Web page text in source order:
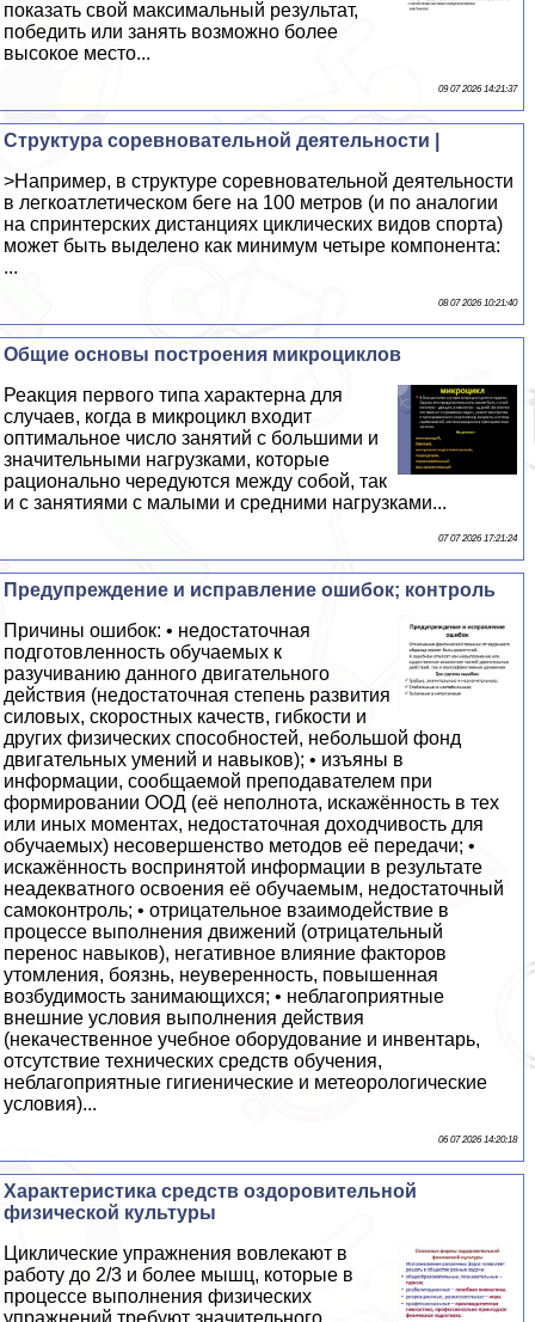
показать свой максимальный результат,
победить или занять возможно более
высокое место...
09 07 2026 14:21:37
Структура соревновательной деятельности |
>Например, в структуре соревновательной деятельности
в легкоатлетическом беге на 100 метров (и по аналогии
на спринтерских дистанциях циклических видов спорта)
может быть выделено как минимум четыре компонента:
...
08 07 2026 10:21:40
Общие основы построения микроциклов
Реакция первого типа хаpaктерна для
случаев, когда в микроцикл входит
оптимальное число занятий с большими и
значительными нагрузками, которые
рационально чередуются между собой, так
и с занятиями с малыми и средними нагрузками...
07 07 2026 17:21:24
Предупреждение и исправление ошибок; контроль
Причины ошибок: • недостаточная
подготовленность обучаемых к
разучиванию данного двигательного
действия (недостаточная степень развития
силовых, скоростных качеств, гибкости и
других физических способностей, небольшой фонд
двигательных умений и навыков); • изъяны в
информации, сообщаемой преподавателем при
формировании ООД (её неполнота, искажённость в тех
или иных моментах, недостаточная доходчивость для
обучаемых) несовершенство методов её передачи; •
искажённость воспринятой информации в результате
неадекватного освоения её обучаемым, недостаточный
самоконтроль; • отрицательное взаимодействие в
процессе выполнения движений (отрицательный
перенос навыков), негативное влияние факторов
утомления, боязнь, неуверенность, повышенная
возбудимость занимающихся; • нeблагоприятные
внешние условия выполнения действия
(некачественное учебное оборудование и инвентарь,
отсутствие технических средств обучения,
нeблагоприятные гигиенические и метеорологические
условия)...
06 07 2026 14:20:18
Хаpaктеристика средств оздоровительной
физической культуры
Циклические упражнения вовлекают в
работу до 2/3 и более мышц, которые в
процессе выполнения физических